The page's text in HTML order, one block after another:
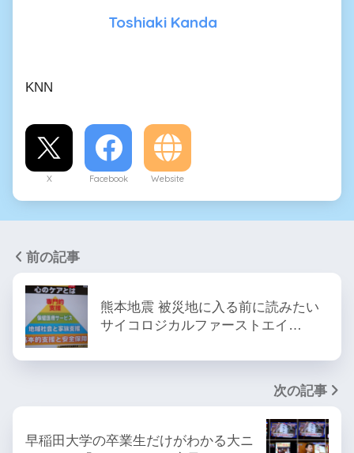
Toshiaki Kanda
KNN
X Facebook Website
前の記事
熊本地震 被災地に入る前に読みたい
サイコロジカルファーストエイ…
次の記事
早稲田大学の卒業生だけがわかる大ニ